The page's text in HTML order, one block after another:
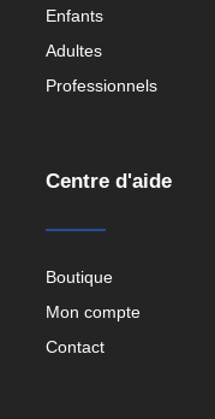
Enfants
Adultes
Professionnels
Centre d'aide
Boutique
Mon compte
Contact